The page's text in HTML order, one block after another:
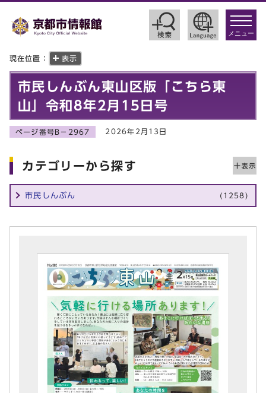
toggle
メニュー
現在位置： 表示
市民しんぶん東山区版「こちら東
山」令和8年2月15日号
ページ番号B－2967 2026年2月13日
カテゴリーから探す
市民しんぶん (1258)